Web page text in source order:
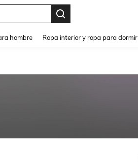
hombre Ropa interior y ropa para dormir